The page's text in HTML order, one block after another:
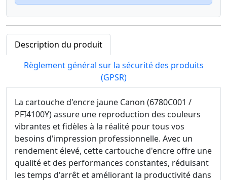
Description du produit
Règlement général sur la sécurité des produits
(GPSR)
La cartouche d'encre jaune Canon (6780C001 /
PFI4100Y) assure une reproduction des couleurs
vibrantes et fidèles à la réalité pour tous vos
besoins d'impression professionnelle. Avec un
rendement élevé, cette cartouche d'encre offre une
qualité et des performances constantes, réduisant
les temps d'arrêt et améliorant la productivité dans